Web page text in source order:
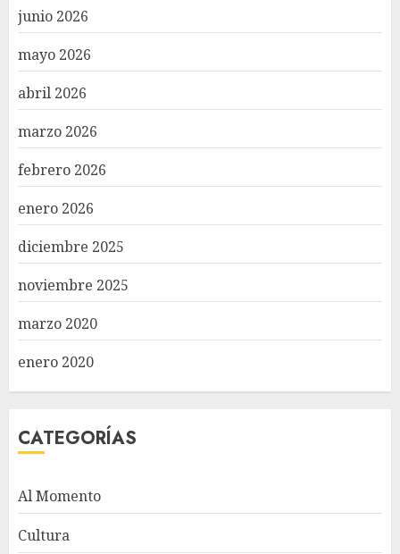
junio 2026
mayo 2026
abril 2026
marzo 2026
febrero 2026
enero 2026
diciembre 2025
noviembre 2025
marzo 2020
enero 2020
CATEGORÍAS
Al Momento
Cultura